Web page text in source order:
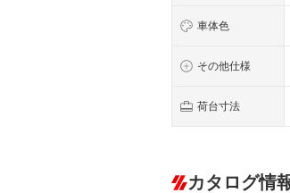
車体色
その他仕様
荷台寸法
カタログ情